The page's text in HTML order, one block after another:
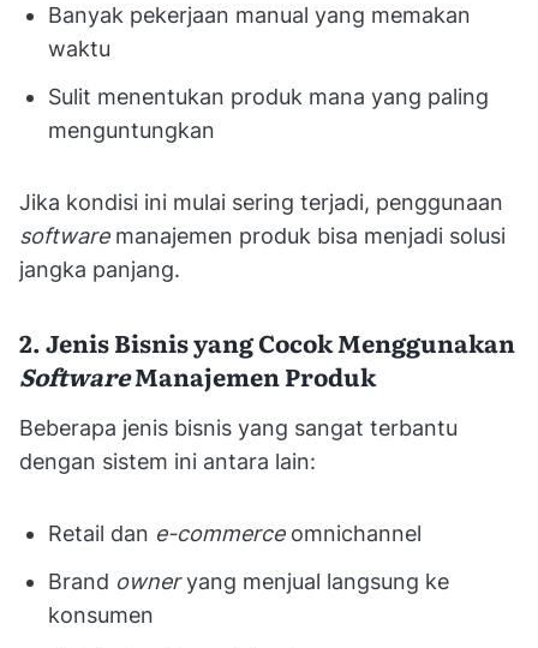
Banyak pekerjaan manual yang memakan
waktu
Sulit menentukan produk mana yang paling
menguntungkan
Jika kondisi ini mulai sering terjadi, penggunaan
software manajemen produk bisa menjadi solusi
jangka panjang.
2. Jenis Bisnis yang Cocok Menggunakan
SoftwareManajemen Produk
Beberapa jenis bisnis yang sangat terbantu
dengan sistem ini antara lain:
Retail dan e-commerceomnichannel
Brand owneryang menjual langsung ke
konsumen